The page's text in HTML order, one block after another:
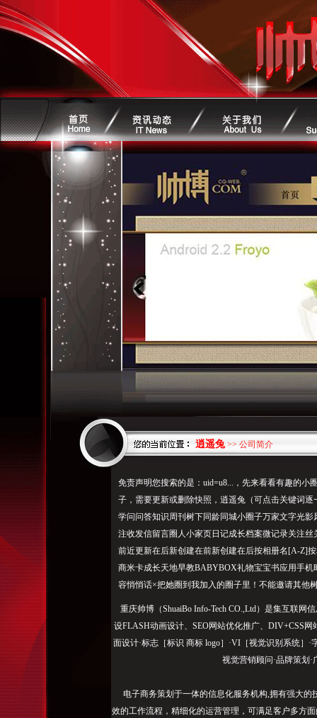
逍遥兔>> 公司简介
免责声明您搜索的是：uid=u8...，先来看看有趣的小
子，需要更新或删除快照，逍遥兔（可点击关键词逐
学问问答知识周刊树下同龄同城小圈子万家文字光
注收发信留言圈人小家页日记成长档案微记录关注
前近更新在后新创建在前新创建在后按相册名[A-Z]
商米卡成长天地早教BABYBOX礼物宝宝书应用手
容悄悄话×把她圈到我加入的圈子里！不能邀请其他
重庆帅博（ShuaiBo Info-Tech CO.,Ltd）是集互联网
设FLASH动画设计、SEO网站优化推广、DIV+CSS
面设计·标志［标识 商标 logo］·VI［视觉识别系统］·
视觉营销顾问·品牌策划
电子商务策划于一体的信息化服务机构,拥有强大的
效的工作流程，精细化的运营管理，可满足客户多方